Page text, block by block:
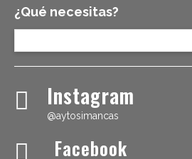
¿Qué necesitas?
Instagram
@aytosimancas
Facebook